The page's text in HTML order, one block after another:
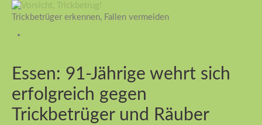
Trickbetrüger erkennen, Fallen vermeiden
Essen: 91-Jährige wehrt sich
erfolgreich gegen
Trickbetrüger und Räuber